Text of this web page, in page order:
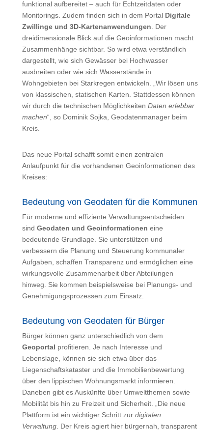
funktional aufbereitet – auch für Echtzeitdaten oder
Monitorings. Zudem finden sich in dem Portal Digitale
Zwillinge und 3D-Kartenanwendungen. Der
dreidimensionale Blick auf die Geoinformationen macht
Zusammenhänge sichtbar. So wird etwa verständlich
dargestellt, wie sich Gewässer bei Hochwasser
ausbreiten oder wie sich Wasserstände in
Wohngebieten bei Starkregen entwickeln. „Wir lösen uns
von klassischen, statischen Karten. Stattdessen können
wir durch die technischen Möglichkeiten Daten erlebbar
machen“, so Dominik Sojka, Geodatenmanager beim
Kreis.
Das neue Portal schafft somit einen zentralen
Anlaufpunkt für die vorhandenen Geoinformationen des
Kreises:
Bedeutung von Geodaten für die Kommunen
Für moderne und effiziente Verwaltungsentscheiden
sind Geodaten und Geoinformationen eine
bedeutende Grundlage. Sie unterstützen und
verbessern die Planung und Steuerung kommunaler
Aufgaben, schaffen Transparenz und ermöglichen eine
wirkungsvolle Zusammenarbeit über Abteilungen
hinweg. Sie kommen beispielsweise bei Planungs- und
Genehmigungsprozessen zum Einsatz.
Bedeutung von Geodaten für Bürger
Bürger können ganz unterschiedlich von dem
Geoportal profitieren. Je nach Interesse und
Lebenslage, können sie sich etwa über das
Liegenschaftskataster und die Immobilienbewertung
über den lippischen Wohnungsmarkt informieren.
Daneben gibt es Auskünfte über Umweltthemen sowie
Mobilität bis hin zu Freizeit und Sicherheit. „Die neue
Plattform ist ein wichtiger Schritt zur digitalen
Verwaltung. Der Kreis agiert hier bürgernah, transparent